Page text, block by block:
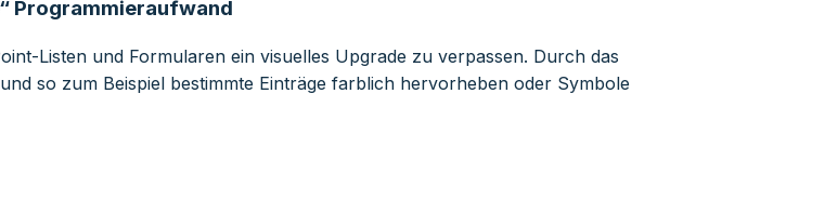
Programmieraufwand
Listen und Formularen ein visuelles Upgrade zu verpassen. Durch das
so zum Beispiel bestimmte Einträge farblich hervorheben oder Symbole